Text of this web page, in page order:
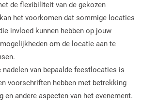
de flexibiliteit van de gekozen
het voorkomen dat sommige locaties
invloed kunnen hebben op jouw
om de locatie aan te
nadelen van bepaalde feestlocaties is
voorschriften hebben met betrekking
en andere aspecten van het evenement.